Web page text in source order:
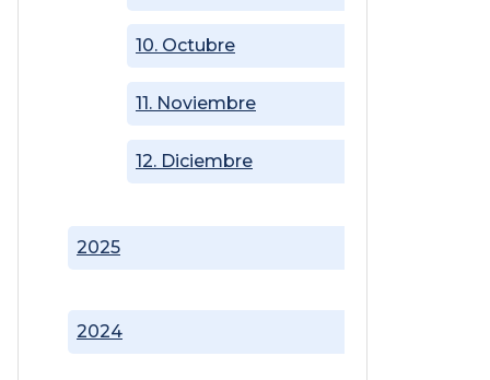
2024
2025
10. Octubre
11. Noviembre
12. Diciembre